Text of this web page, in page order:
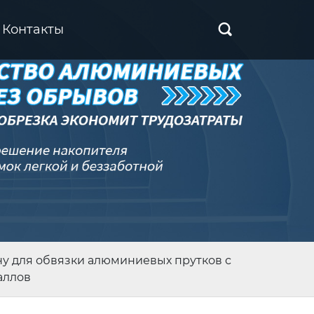
Контакты 
для обвязки алюминиевых прутков с